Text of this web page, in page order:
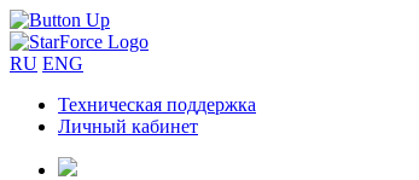
RU ENG
Техническая поддержка
Личный кабинет